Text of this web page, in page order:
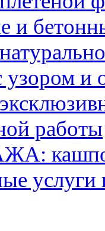
и
и
работы
кашпо
услуги